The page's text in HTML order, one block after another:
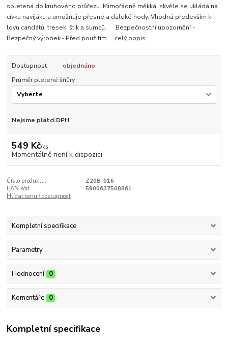
spletená do kruhového průřezu. Mimořádně měkká, skvěle se ukládá na
cívku navijáku a umožňuje přesné a daleké hody. Vhodná především k
lovu candátů, tresek, štik a sumců. Bezpečnostní upozornění -
Bezpečný výrobek.- Před použitím ... celý popis
Dostupnost
objednáno
Průměr pletené šňůry
Nejsme plátci DPH
549 Kč/ks
Momentálně není k dispozici
Číslo produktu:
Z20B-016
EAN kód:
5900637508861
Hlídat cenu / dostupnost
Kompletní specifikace
Parametry
Hodnocení 0
Komentáře 0
Kompletní specifikace